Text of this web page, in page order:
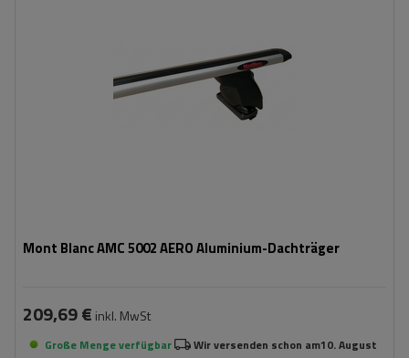
Mont Blanc AMC 5002 AERO Aluminium-Dachträger
209,69 € inkl. MwSt
Große Menge verfügbar Wir versenden schon am10. August